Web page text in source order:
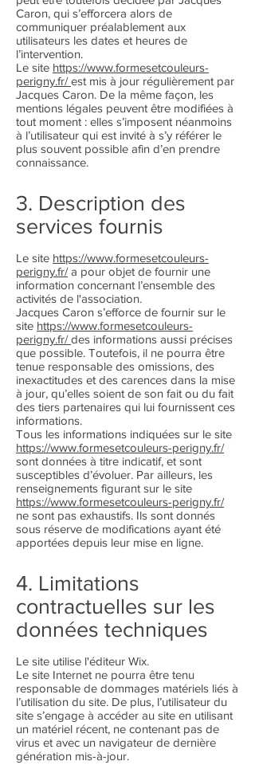
Caron, qui s’efforcera alors de
communiquer préalablement aux
utilisateurs les dates et heures de
l’intervention.
Le site https://www.formesetcouleurs-
perigny.fr/ est mis à jour régulièrement par
Jacques Caron. De la même façon, les
mentions légales peuvent être modifiées à
tout moment : elles s’imposent néanmoins
à l’utilisateur qui est invité à s’y référer le
plus souvent possible afin d’en prendre
connaissance.
3. Description des
services fournis
Le site https://www.formesetcouleurs-
perigny.fr/a pour objet de fournir une
information concernant l’ensemble des
activités de l'association.
Jacques Caron s’efforce de fournir sur le
site https://www.formesetcouleurs-
perigny.fr/ des informations aussi précises
que possible. Toutefois, il ne pourra être
tenue responsable des omissions, des
inexactitudes et des carences dans la mise
à jour, qu’elles soient de son fait ou du fait
des tiers partenaires qui lui fournissent ces
informations.
Tous les informations indiquées sur le site
https://www.formesetcouleurs-perigny.fr/
sont données à titre indicatif, et sont
susceptibles d’évoluer. Par ailleurs, les
renseignements figurant sur le site
https://www.formesetcouleurs-perigny.fr/
ne sont pas exhaustifs. Ils sont donnés
sous réserve de modifications ayant été
apportées depuis leur mise en ligne.
4. Limitations
contractuelles sur les
données techniques
Le site utilise l'éditeur Wix.
Le site Internet ne pourra être tenu
responsable de dommages matériels liés à
l’utilisation du site. De plus, l’utilisateur du
site s’engage à accéder au site en utilisant
un matériel récent, ne contenant pas de
virus et avec un navigateur de dernière
génération mis-à-jour.